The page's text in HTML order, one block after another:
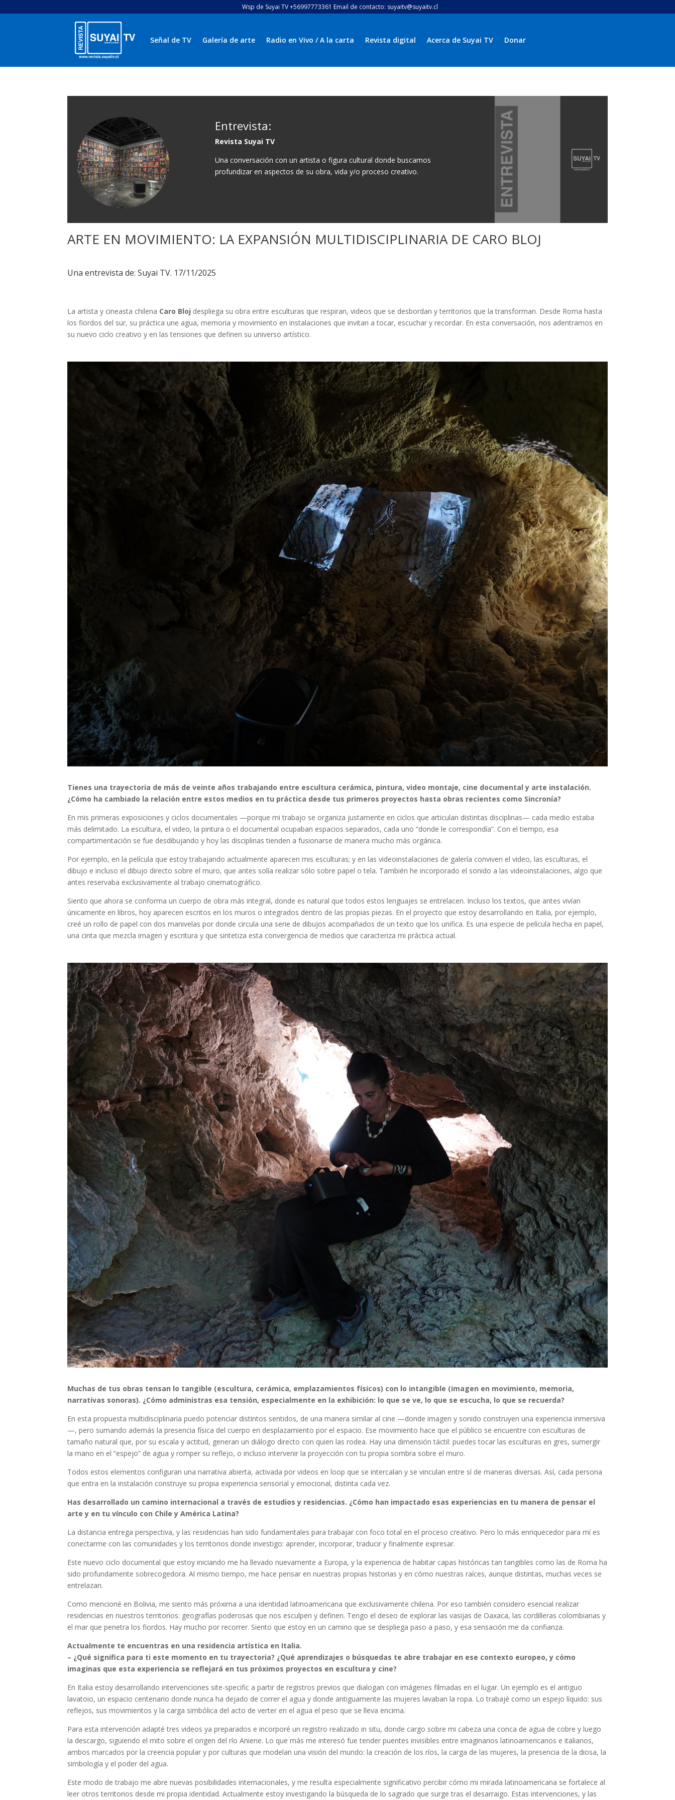
Wsp de Suyai TV +56997773361 Email de contacto: suyaitv@suyaitv.cl
Señal de TV Galería de arte Radio en Vivo / A la carta Revista digital Acerca de Suyai TV Donar
Entrevista:
Revista Suyai TV
Una conversación con un artista o figura cultural donde buscamos
profundizar en aspectos de su obra, vida y/o proceso creativo.
ARTE EN MOVIMIENTO: LA EXPANSIÓN MULTIDISCIPLINARIA DE CARO BLOJ
Una entrevista de: Suyai TV. 17/11/2025
La artista y cineasta chilena Caro Bloj despliega su obra entre esculturas que respiran, videos que se desbordan y territorios que la transforman. Desde Roma hasta
los fiordos del sur, su práctica une agua, memoria y movimiento en instalaciones que invitan a tocar, escuchar y recordar. En esta conversación, nos adentramos en
su nuevo ciclo creativo y en las tensiones que definen su universo artístico.
Tienes una trayectoria de más de veinte años trabajando entre escultura cerámica, pintura, video montaje, cine documental y arte instalación.
¿Cómo ha cambiado la relación entre estos medios en tu práctica desde tus primeros proyectos hasta obras recientes como Sincronía?
En mis primeras exposiciones y ciclos documentales —porque mi trabajo se organiza justamente en ciclos que articulan distintas disciplinas— cada medio estaba
más delimitado. La escultura, el video, la pintura o el documental ocupaban espacios separados, cada uno “donde le correspondía”. Con el tiempo, esa
compartimentación se fue desdibujando y hoy las disciplinas tienden a fusionarse de manera mucho más orgánica.
Por ejemplo, en la película que estoy trabajando actualmente aparecen mis esculturas; y en las video­instalaciones de galería conviven el video, las esculturas, el
dibujo e incluso el dibujo directo sobre el muro, que antes solía realizar sólo sobre papel o tela. También he incorporado el sonido a las video­instalaciones, algo que
antes reservaba exclusivamente al trabajo cinematográfico.
Siento que ahora se conforma un cuerpo de obra más integral, donde es natural que todos estos lenguajes se entrelacen. Incluso los textos, que antes vivían
únicamente en libros, hoy aparecen escritos en los muros o integrados dentro de las propias piezas. En el proyecto que estoy desarrollando en Italia, por ejemplo,
creé un rollo de papel con dos manivelas por donde circula una serie de dibujos acompañados de un texto que los unifica. Es una especie de película hecha en papel,
una cinta que mezcla imagen y escritura y que sintetiza esta convergencia de medios que caracteriza mi práctica actual.
Muchas de tus obras tensan lo tangible (escultura, cerámica, emplazamientos físicos) con lo intangible (imagen en movimiento, memoria,
narrativas sonoras). ¿Cómo administras esa tensión, especialmente en la exhibición: lo que se ve, lo que se escucha, lo que se recuerda?
En esta propuesta multidisciplinaria puedo potenciar distintos sentidos, de una manera similar al cine —donde imagen y sonido construyen una experiencia inmersiva
—, pero sumando además la presencia física del cuerpo en desplazamiento por el espacio. Ese movimiento hace que el público se encuentre con esculturas de
tamaño natural que, por su escala y actitud, generan un diálogo directo con quien las rodea. Hay una dimensión táctil: puedes tocar las esculturas en gres, sumergir
la mano en el “espejo” de agua y romper su reflejo, o incluso intervenir la proyección con tu propia sombra sobre el muro.
Todos estos elementos configuran una narrativa abierta, activada por videos en loop que se intercalan y se vinculan entre sí de maneras diversas. Así, cada persona
que entra en la instalación construye su propia experiencia sensorial y emocional, distinta cada vez.
Has desarrollado un camino internacional a través de estudios y residencias. ¿Cómo han impactado esas experiencias en tu manera de pensar el
arte y en tu vínculo con Chile y América Latina?
La distancia entrega perspectiva, y las residencias han sido fundamentales para trabajar con foco total en el proceso creativo. Pero lo más enriquecedor para mí es
conectarme con las comunidades y los territorios donde investigo: aprender, incorporar, traducir y finalmente expresar.
Este nuevo ciclo documental que estoy iniciando me ha llevado nuevamente a Europa, y la experiencia de habitar capas históricas tan tangibles como las de Roma ha
sido profundamente sobrecogedora. Al mismo tiempo, me hace pensar en nuestras propias historias y en cómo nuestras raíces, aunque distintas, muchas veces se
entrelazan.
Como mencioné en Bolivia, me siento más próxima a una identidad latinoamericana que exclusivamente chilena. Por eso también considero esencial realizar
residencias en nuestros territorios: geografías poderosas que nos esculpen y definen. Tengo el deseo de explorar las vasijas de Oaxaca, las cordilleras colombianas y
el mar que penetra los fiordos. Hay mucho por recorrer. Siento que estoy en un camino que se despliega paso a paso, y esa sensación me da confianza.
Actualmente te encuentras en una residencia artística en Italia.
– ¿Qué significa para ti este momento en tu trayectoria? ¿Qué aprendizajes o búsquedas te abre trabajar en ese contexto europeo, y cómo
imaginas que esta experiencia se reflejará en tus próximos proyectos en escultura y cine?
En Italia estoy desarrollando intervenciones site-specific a partir de registros previos que dialogan con imágenes filmadas en el lugar. Un ejemplo es el antiguo
lavatoio, un espacio centenario donde nunca ha dejado de correr el agua y donde antiguamente las mujeres lavaban la ropa. Lo trabajé como un espejo líquido: sus
reflejos, sus movimientos y la carga simbólica del acto de verter en el agua el peso que se lleva encima.
Para esta intervención adapté tres videos ya preparados e incorporé un registro realizado in situ, donde cargo sobre mi cabeza una conca de agua de cobre y luego
la descargo, siguiendo el mito sobre el origen del río Aniene. Lo que más me interesó fue tender puentes invisibles entre imaginarios latinoamericanos e italianos,
ambos marcados por la creencia popular y por culturas que modelan una visión del mundo: la creación de los ríos, la carga de las mujeres, la presencia de la diosa, la
simbología y el poder del agua.
Este modo de trabajo me abre nuevas posibilidades internacionales, y me resulta especialmente significativo percibir cómo mi mirada latinoamericana se fortalece al
leer otros territorios desde mi propia identidad. Actualmente estoy investigando la búsqueda de lo sagrado que surge tras el desarraigo. Estas intervenciones, y las